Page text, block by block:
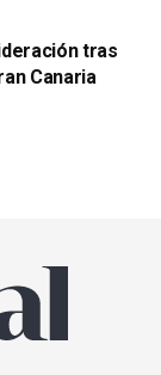
tras
Canaria